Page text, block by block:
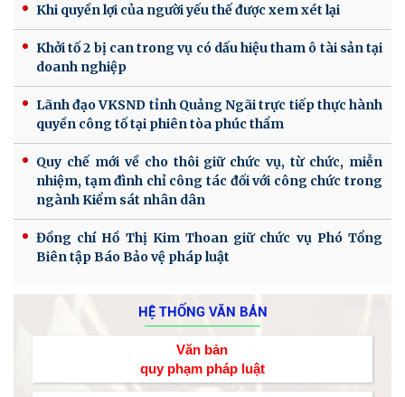
Khi quyền lợi của người yếu thế được xem xét lại
Khởi tố 2 bị can trong vụ có dấu hiệu tham ô tài sản tại
doanh nghiệp
Lãnh đạo VKSND tỉnh Quảng Ngãi trực tiếp thực hành
quyền công tố tại phiên tòa phúc thẩm
Quy chế mới về cho thôi giữ chức vụ, từ chức, miễn
nhiệm, tạm đình chỉ công tác đối với công chức trong
ngành Kiểm sát nhân dân
Đồng chí Hồ Thị Kim Thoan giữ chức vụ Phó Tổng
Biên tập Báo Bảo vệ pháp luật
HỆ THỐNG VĂN BẢN
Văn bản
quy phạm pháp luật